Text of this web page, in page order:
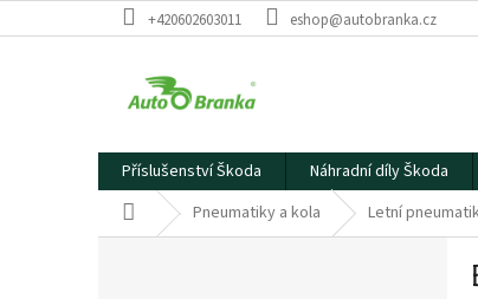
na
+420602603011 eshop@autobranka.cz
Příslušenství Škoda Náhradní díly Škoda
Domů Pneumatiky a kola Letní